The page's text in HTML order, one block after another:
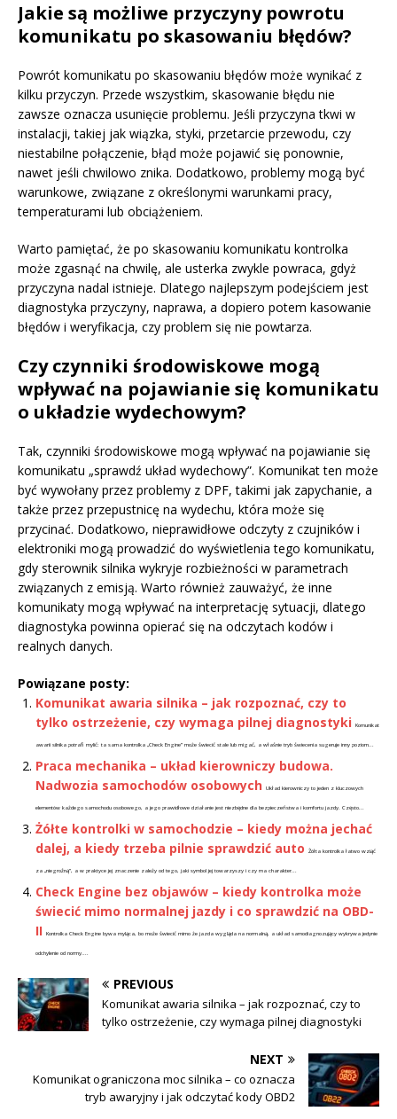
Jakie są możliwe przyczyny powrotu
komunikatu po skasowaniu błędów?
Powrót komunikatu po skasowaniu błędów może wynikać z
kilku przyczyn. Przede wszystkim, skasowanie błędu nie
zawsze oznacza usunięcie problemu. Jeśli przyczyna tkwi w
instalacji, takiej jak wiązka, styki, przetarcie przewodu, czy
niestabilne połączenie, błąd może pojawić się ponownie,
nawet jeśli chwilowo znika. Dodatkowo, problemy mogą być
warunkowe, związane z określonymi warunkami pracy,
temperaturami lub obciążeniem.
Warto pamiętać, że po skasowaniu komunikatu kontrolka
może zgasnąć na chwilę, ale usterka zwykle powraca, gdyż
przyczyna nadal istnieje. Dlatego najlepszym podejściem jest
diagnostyka przyczyny, naprawa, a dopiero potem kasowanie
błędów i weryfikacja, czy problem się nie powtarza.
Czy czynniki środowiskowe mogą
wpływać na pojawianie się komunikatu
o układzie wydechowym?
Tak, czynniki środowiskowe mogą wpływać na pojawianie się
komunikatu „sprawdź układ wydechowy”. Komunikat ten może
być wywołany przez problemy z DPF, takimi jak zapychanie, a
także przez przepustnicę na wydechu, która może się
przycinać. Dodatkowo, nieprawidłowe odczyty z czujników i
elektroniki mogą prowadzić do wyświetlenia tego komunikatu,
gdy sterownik silnika wykryje rozbieżności w parametrach
związanych z emisją. Warto również zauważyć, że inne
komunikaty mogą wpływać na interpretację sytuacji, dlatego
diagnostyka powinna opierać się na odczytach kodów i
realnych danych.
Powiązane posty:
Komunikat awaria silnika – jak rozpoznać, czy to
tylko ostrzeżenie, czy wymaga pilnej diagnostyki
Komunikat
awarii silnika potrafi mylić: ta sama kontrolka „Check Engine” może świecić stale lub migać, a właśnie tryb świecenia sugeruje inny poziom...
Praca mechanika – układ kierowniczy budowa.
Nadwozia samochodów osobowych
Układ kierowniczy to jeden z kluczowych
elementów każdego samochodu osobowego, a jego prawidłowe działanie jest niezbędne dla bezpieczeństwa i komfortu jazdy. Często...
Żółte kontrolki w samochodzie – kiedy można jechać
dalej, a kiedy trzeba pilnie sprawdzić auto
Żółta kontrolka łatwo wziąć
za „niegroźną”, a w praktyce jej znaczenie zależy od tego, jaki symbol jej towarzyszy i czy ma charakter...
Check Engine bez objawów – kiedy kontrolka może
świecić mimo normalnej jazdy i co sprawdzić na OBD-
II
Kontrolka Check Engine bywa myląca, bo może świecić mimo że jazda wygląda na normalną, a układ samodiagnozujący wykrywa jedynie
odchylenie od normy....
PREVIOUS
Komunikat awaria silnika – jak rozpoznać, czy to
tylko ostrzeżenie, czy wymaga pilnej diagnostyki
NEXT
Komunikat ograniczona moc silnika – co oznacza
tryb awaryjny i jak odczytać kody OBD2